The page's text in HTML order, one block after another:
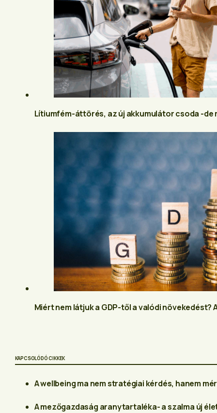
Lítiumfém-áttörés, az új akkumulátor csoda -de
Miért nem látjuk a GDP-től a valódi
KAPCSOLÓDÓ CIKKEK
A wellbeing ma nem stratégiai kérdés, hanem
A mezőgazdaság aranytartaléka- a szalma új